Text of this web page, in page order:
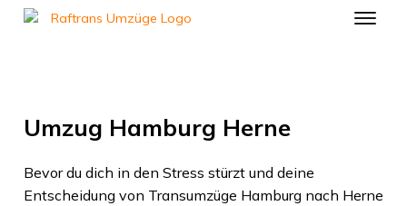
Umzug Hamburg Herne
Bevor du dich in den Stress stürzt und deine
Entscheidung von Transumzüge Hamburgnach Herne